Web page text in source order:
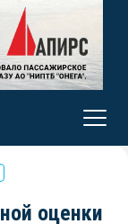
оценки